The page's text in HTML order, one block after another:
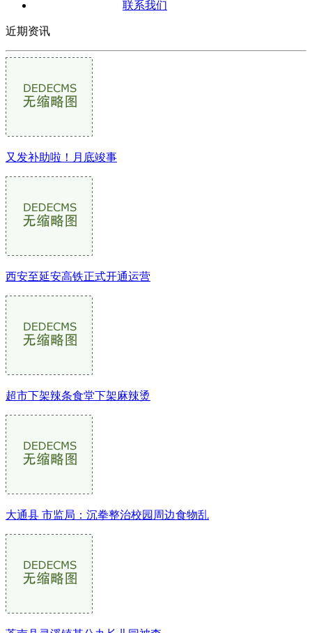
联系我们
近期资讯
又发补助啦！月底竣事
西安至延安高铁正式开通运营
超市下架辣条食堂下架麻辣烫
大通县 市监局：沉拳整治校园周边食物乱